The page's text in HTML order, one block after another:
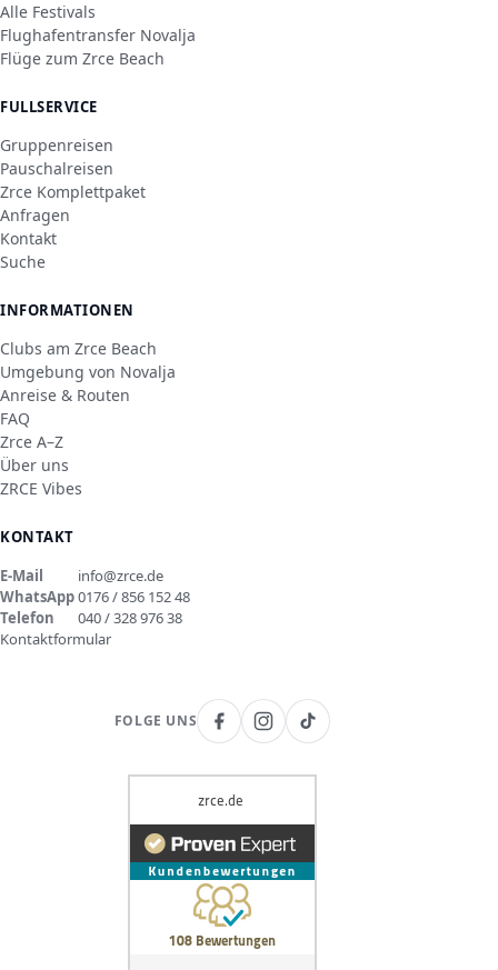
Alle Festivals
Flughafentransfer Novalja
Flüge zum Zrce Beach
FULLSERVICE
Gruppenreisen
Pauschalreisen
Zrce Komplettpaket
Anfragen
Kontakt
Suche
INFORMATIONEN
Clubs am Zrce Beach
Umgebung von Novalja
Anreise & Routen
FAQ
Zrce A–Z
Über uns
ZRCE Vibes
KONTAKT
E-Mail
info@zrce.de
WhatsApp0176 / 856 152 48
Telefon
040 / 328 976 38
Kontaktformular
FOLGE UNS